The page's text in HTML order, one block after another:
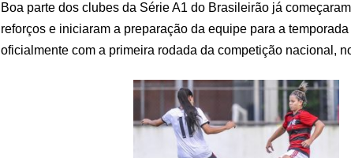
Boa parte dos clubes da Série A1 do Brasileirão já
reforços e iniciaram a preparação da equipe para a
oficialmente com a primeira rodada da competição nacional,